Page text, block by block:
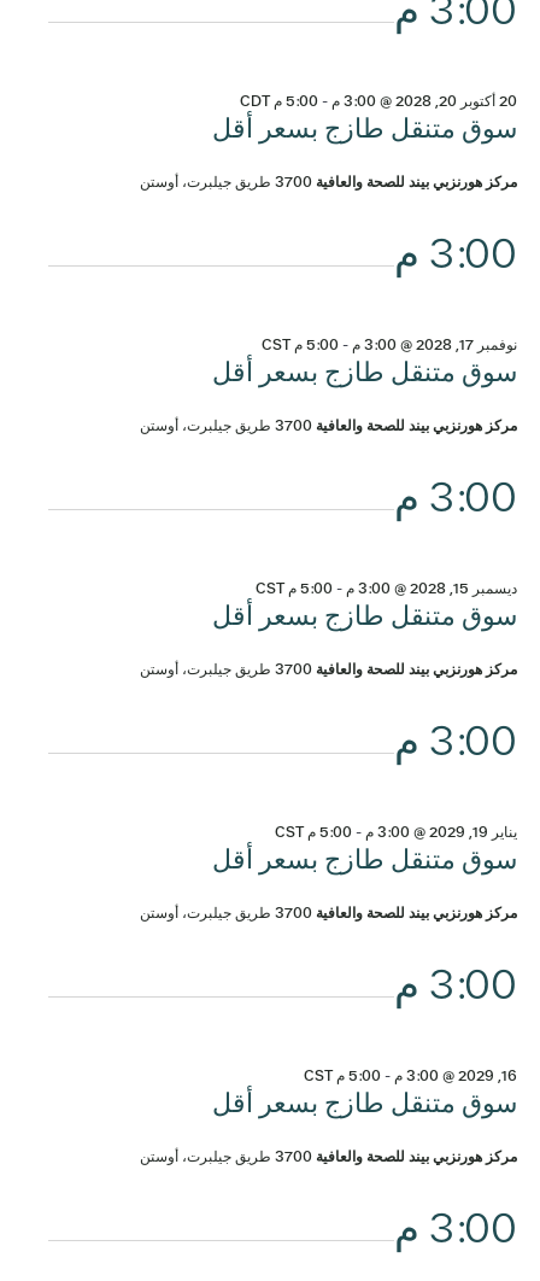
سوق متنقل طازج بسعر أقل
20 أكتوبر 20, 2028 @ 3:00 م -5:00 م CDT
مركز هورنزبي بيند للصحة والعافية3700 طريق جيلبرت، أوستن
3:00 م
سوق متنقل طازج بسعر أقل
نوفمبر 17, 2028 @ 3:00 م -5:00 م CST
مركز هورنزبي بيند للصحة والعافية3700 طريق جيلبرت، أوستن
3:00 م
سوق متنقل طازج بسعر أقل
ديسمبر 15, 2028 @ 3:00 م -5:00 م CST
مركز هورنزبي بيند للصحة والعافية3700 طريق جيلبرت، أوستن
3:00 م
سوق متنقل طازج بسعر أقل
يناير 19, 2029 @ 3:00 م -5:00 م CST
مركز هورنزبي بيند للصحة والعافية3700 طريق جيلبرت، أوستن
3:00 م
سوق متنقل طازج بسعر أقل
16, 2029 @ 3:00 م -5:00 م CST
مركز هورنزبي بيند للصحة والعافية3700 طريق جيلبرت، أوستن
3:00 م